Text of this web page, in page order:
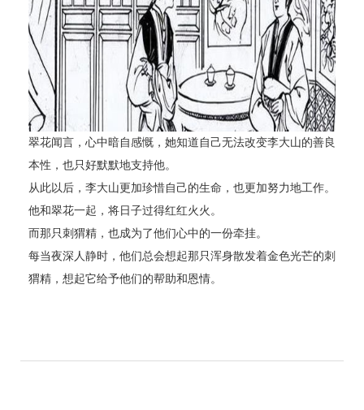
翠花闻言，心中暗自感慨，她知道自己无法改变李大山的善良
本性，也只好默默地支持他。
从此以后，李大山更加珍惜自己的生命，也更加努力地工作。
他和翠花一起，将日子过得红红火火。
而那只刺猬精，也成为了他们心中的一份牵挂。
每当夜深人静时，他们总会想起那只浑身散发着金色光芒的刺
猬精，想起它给予他们的帮助和恩情。